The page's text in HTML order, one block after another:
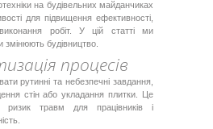
на будівельних майданчиках
для підвищення ефективності,
робіт. У цій статті ми
змінюють будівництво.
процесів
рутинні та небезпечні завдання,
стін або укладання плитки. Це
ризик травм для працівників і